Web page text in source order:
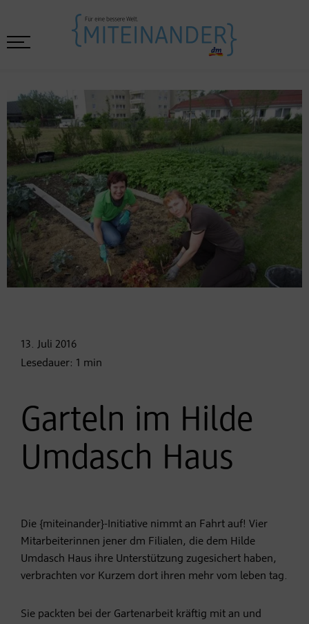
13. Juli 2016
Lesedauer: 1 min
Garteln im Hilde
Umdasch Haus
Die {miteinander}-Initiative nimmt an Fahrt auf! Vier
Mitarbeiterinnen jener dm Filialen, die dem Hilde
Umdasch Haus ihre Unterstützung zugesichert haben,
verbrachten vor Kurzem dort ihren mehr vom leben tag.
Sie packten bei der Gartenarbeit kräftig mit an und